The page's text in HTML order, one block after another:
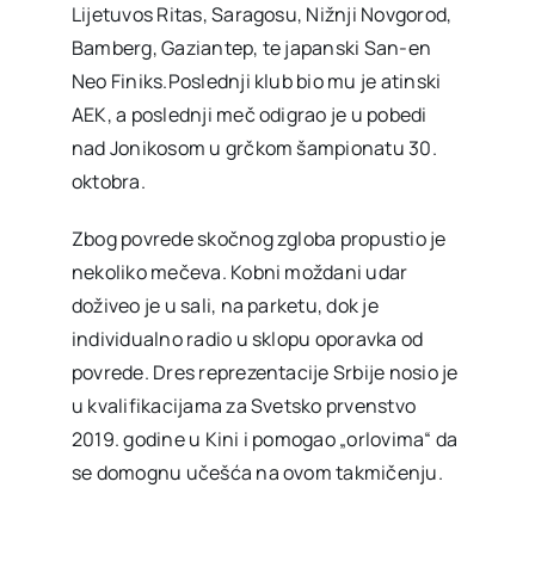
Lijetuvos Ritas, Saragosu, Nižnji Novgorod,
Bamberg, Gaziantep, te japanski San-en
Neo Finiks.Poslednji klub bio mu je atinski
AEK, a poslednji meč odigrao je u pobedi
nad Jonikosom u grčkom šampionatu 30.
oktobra.
Zbog povrede skočnog zgloba propustio je
nekoliko mečeva. Kobni moždani udar
doživeo je u sali, na parketu, dok je
individualno radio u sklopu oporavka od
povrede. Dres reprezentacije Srbije nosio je
u kvalifikacijama za Svetsko prvenstvo
2019. godine u Kini i pomogao „orlovima“ da
se domognu učešća na ovom takmičenju.